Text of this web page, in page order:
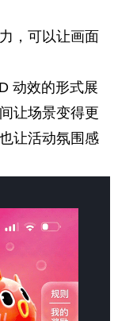
，可以让画面
动效的形式展
让场景变得更
让活动氛围感